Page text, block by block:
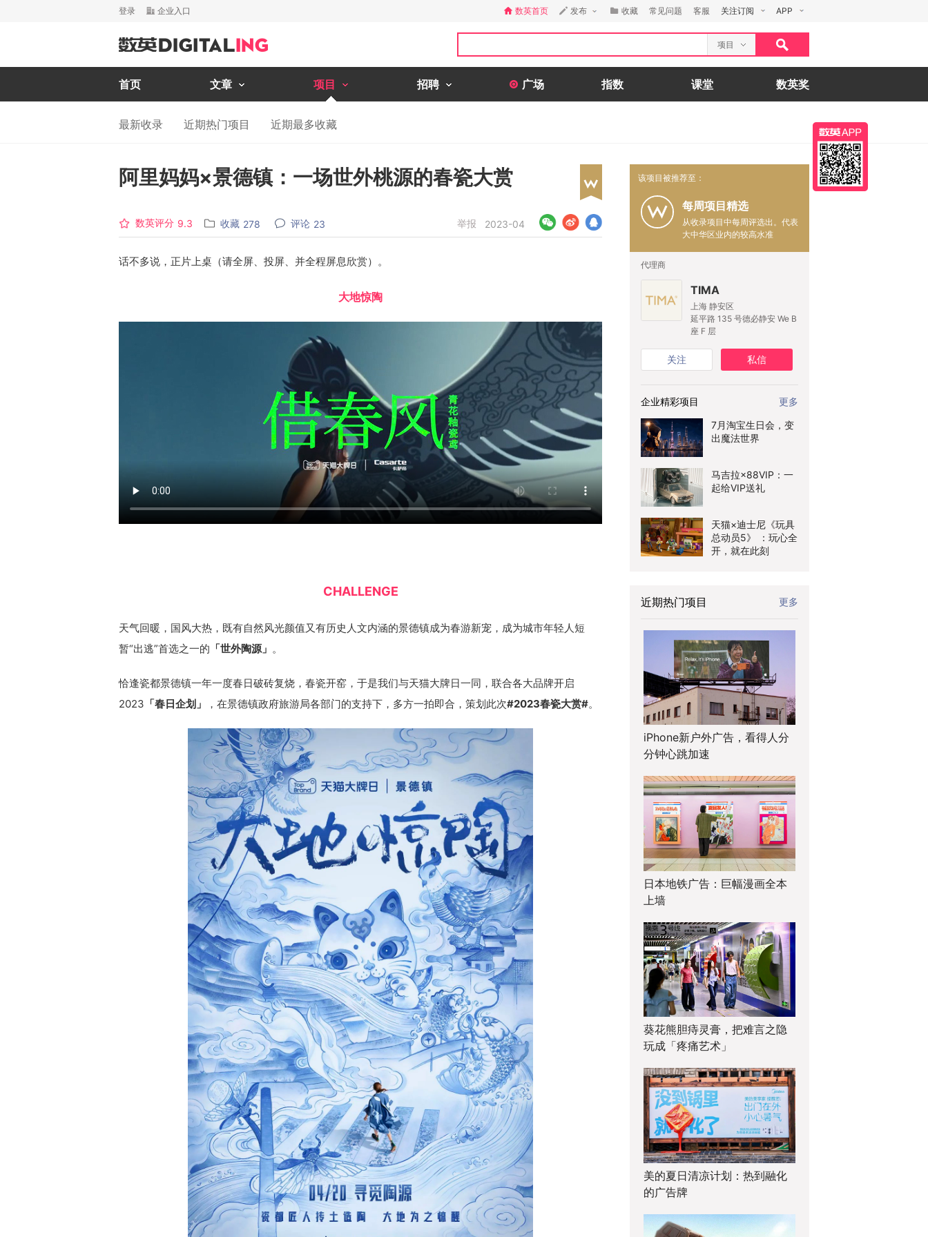
登录 企业入口 数英首页 发布 收藏 常见问题 客服 关注订阅 APP
项目
首页 文章 项目 招聘 广场 指数 课堂 数英奖
最新收录 近期热门项目 近期最多收藏
阿里妈妈×景德镇：一场世外桃源的春瓷大赏
数英评分 9.3 收藏 278 评论 23 举报 2023-04
话不多说，正片上桌（请全屏、投屏、并全程屏息欣赏）。
大地惊陶
CHALLENGE
天气回暖，国风大热，既有自然风光颜值又有历史人文内涵的景德镇成为春游新宠，成为城市年轻人短
暂“出逃”首选之一的 「世外陶源」 。
恰逢瓷都景德镇一年一度春日破砖复烧，春瓷开窑，于是我们与天猫大牌日一同，联合各大品牌开启
2023 「春日企划」 ，在景德镇政府旅游局各部门的支持下，多方一拍即合，策划此次#2023春瓷大赏#。
该项目被推荐至：
每周项目精选
从收录项目中每周评选出。代表
大中华区业内的较高水准
代理商
TIMA
上海 静安区
延平路 135 号德必静安 We B
座 F 层
关注 私信
企业精彩项目 更多
7月淘宝生日会，变
出魔法世界
马吉拉×88VIP：一
起给VIP送礼
天猫×迪士尼《玩具
总动员5》 ：玩心全
开，就在此刻
近期热门项目 更多
iPhone新户外广告，看得人分
分钟心跳加速
日本地铁广告：巨幅漫画全本
上墙
葵花熊胆痔灵膏，把难言之隐
玩成「疼痛艺术」
美的夏日清凉计划：热到融化
的广告牌